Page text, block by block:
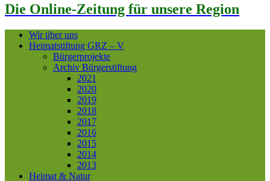
Die Online-Zeitung für unsere Region
Wir über uns
Heimatstiftung GRZ – V
Bürgerprojekte
Archiv Bürgerstiftung
2021
2020
2019
2018
2017
2016
2015
2014
2013
Heimat & Natur